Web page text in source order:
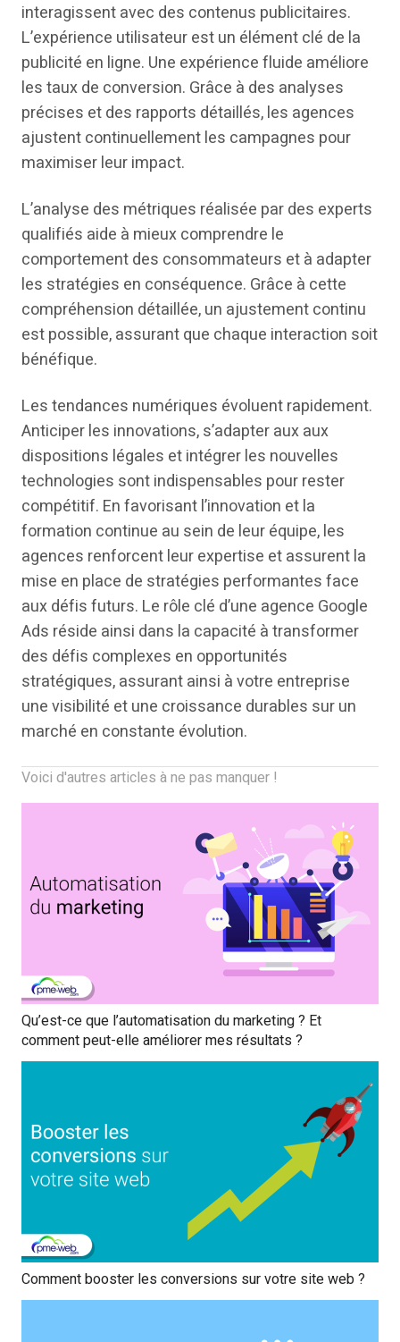
interagissent avec des contenus publicitaires.
L’expérience utilisateur est un élément clé de la
publicité en ligne. Une expérience fluide améliore
les taux de conversion. Grâce à des analyses
précises et des rapports détaillés, les agences
ajustent continuellement les campagnes pour
maximiser leur impact.
L’analyse des métriques réalisée par des experts
qualifiés aide à mieux comprendre le
comportement des consommateurs et à adapter
les stratégies en conséquence. Grâce à cette
compréhension détaillée, un ajustement continu
est possible, assurant que chaque interaction soit
bénéfique.
Les tendances numériques évoluent rapidement.
Anticiper les innovations, s’adapter aux aux
dispositions légales et intégrer les nouvelles
technologies sont indispensables pour rester
compétitif. En favorisant l’innovation et la
formation continue au sein de leur équipe, les
agences renforcent leur expertise et assurent la
mise en place de stratégies performantes face
aux défis futurs. Le rôle clé d’une agence Google
Ads réside ainsi dans la capacité à transformer
des défis complexes en opportunités
stratégiques, assurant ainsi à votre entreprise
une visibilité et une croissance durables sur un
marché en constante évolution.
Voici d'autres articles à ne pas manquer !
Qu’est-ce que l’automatisation du marketing ? Et
comment peut-elle améliorer mes résultats ?
Comment booster les conversions sur votre site web ?